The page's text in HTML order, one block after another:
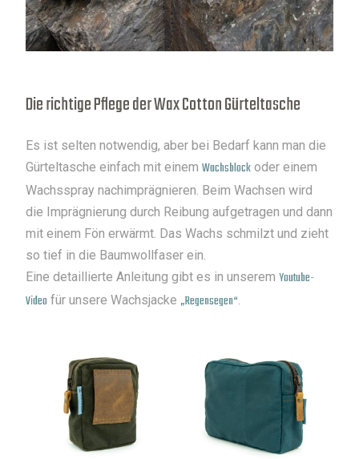
Die richtige Pflege der Wax Cotton Gürteltasche
Es ist selten notwendig, aber bei Bedarf kann man die
Gürteltasche einfach mit einemWachsblock oder einem
Wachsspray nachimprägnieren. Beim Wachsen wird
die Imprägnierung durch Reibung aufgetragen und dann
mit einem Fön erwärmt. Das Wachs schmilzt und zieht
so tief in die Baumwollfaser ein.
Eine detaillierte Anleitung gibt es in unseremYoutube-
Video für unsere Wachsjacke „Regensegen“.